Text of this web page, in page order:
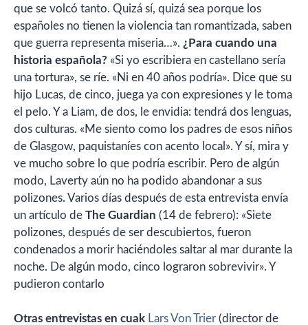
que se volcó tanto. Quizá sí, quizá sea porque los
españoles no tienen la violencia tan romantizada, saben
que guerra representa miseria…». ¿Para cuando una
historia española? «Si yo escribiera en castellano sería
una tortura», se ríe. «Ni en 40 años podría». Dice que su
hijo Lucas, de cinco, juega ya con expresiones y le toma
el pelo. Y a Liam, de dos, le envidia: tendrá dos lenguas,
dos culturas. «Me siento como los padres de esos niños
de Glasgow, paquistaníes con acento local». Y sí, mira y
ve mucho sobre lo que podría escribir. Pero de algún
modo, Laverty aún no ha podido abandonar a sus
polizones. Varios días después de esta entrevista envía
un artículo de The Guardian (14 de febrero): «Siete
polizones, después de ser descubiertos, fueron
condenados a morir haciéndoles saltar al mar durante la
noche. De algún modo, cinco lograron sobrevivir». Y
pudieron contarlo
Otras entrevistas en cuak Lars Von Trier (director de